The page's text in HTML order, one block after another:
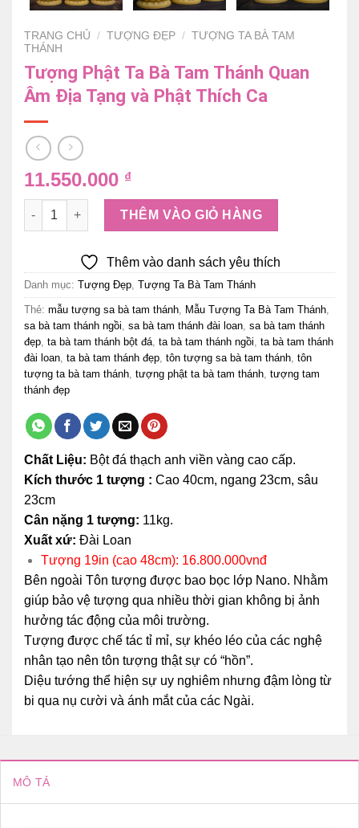
TRANG CHỦ / TƯỢNG ĐẸP / TƯỢNG TA BÀ TAM
THÁNH
Tượng Phật Ta Bà Tam Thánh Quan
Âm Địa Tạng và Phật Thích Ca
11.550.000 ₫
Tượng Phật Ta Bà Tam Thánh Quan Âm Địa Tạng và Phật
THÊM VÀO GIỎ HÀNG
Thêm vào danh sách yêu thích
Danh mục: Tượng Đẹp, Tượng Ta Bà Tam Thánh
Thẻ: mẫu tượng sa bà tam thánh, Mẫu Tượng Ta Bà Tam Thánh,
sa bà tam thánh ngồi, sa bà tam thánh đài loan, sa bà tam thánh
đẹp, ta bà tam thánh bột đá, ta bà tam thánh ngồi, ta bà tam thánh
đài loan, ta bà tam thánh đẹp, tôn tượng sa bà tam thánh, tôn
tượng ta bà tam thánh, tượng phật ta bà tam thánh, tượng tam
thánh đẹp
Chất Liệu: Bột đá thạch anh viền vàng cao cấp.
Kích thước 1 tượng : Cao 40cm, ngang 23cm, sâu
23cm
Cân nặng 1 tượng: 11kg.
Xuất xứ: Đài Loan
Tượng 19in (cao 48cm): 16.800.000vnđ
Bên ngoài Tôn tượng được bao bọc lớp Nano. Nhằm
giúp bảo vệ tượng qua nhiều thời gian không bị ảnh
hưởng tác động của môi trường.
Tượng được chế tác tỉ mỉ, sự khéo léo của các nghệ
nhân tạo nên tôn tượng thật sự có “hồn”.
Diệu tướng thể hiện sự uy nghiêm nhưng đậm lòng từ
bi qua nụ cười và ánh mắt của các Ngài.
MÔ TẢ